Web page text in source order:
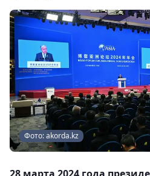
Фото: akorda.kz